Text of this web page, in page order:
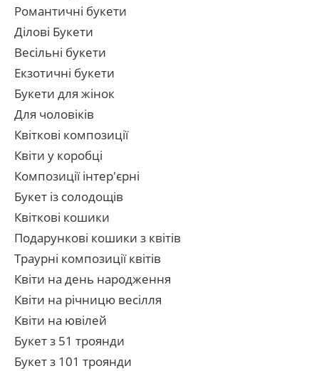
Романтичні букети
Ділові Букети
Весільні букети
Екзотичні букети
Букети для жінок
Для чоловіків
Квіткові композиції
Квіти у коробці
Композиції інтер'єрні
Букет із солодощів
Квіткові кошики
Подарункові кошики з квітів
Траурні композиції квітів
Квіти на день народження
Квіти на річницю весілля
Квіти на ювілей
Букет з 51 троянди
Букет з 101 троянди